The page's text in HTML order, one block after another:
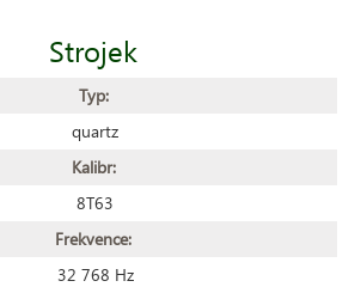
Strojek
Typ:
quartz
Kalibr:
8T63
Frekvence:
32 768 Hz